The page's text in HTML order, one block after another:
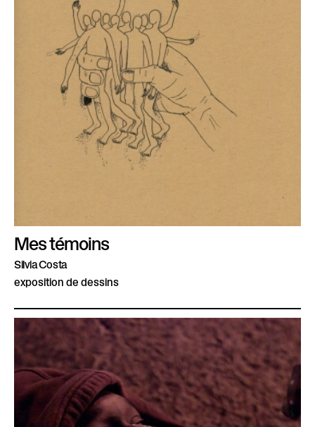
Mes témoins
Silvia Costa
exposition de dessins